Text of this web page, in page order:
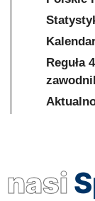
Reguła
nasi